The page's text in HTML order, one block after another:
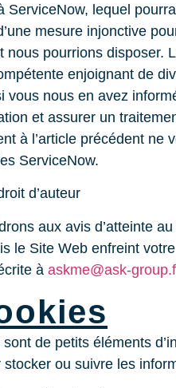
ServiceNow, lequel
mesure injonctive
nous pourrions disposer.
enjoignant de
vous nous en avez
et assurer un
à l’article précédent ne
ServiceNow.
d’auteur
aux avis d’atteinte
le Site Web enfreint
à askme@ask-
de petits éléments
stocker ou suivre les